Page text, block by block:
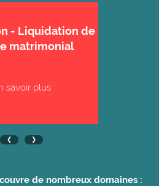
- Liquidation de
matrimonial
savoir plus
de nombreux domaines :